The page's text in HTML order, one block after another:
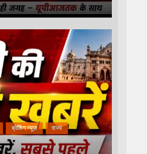
ब्रेकिंग न्यूज़ राज्य